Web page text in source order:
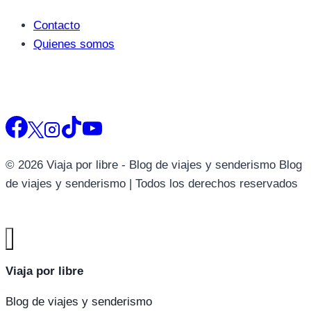
Contacto
Quienes somos
© 2026 Viaja por libre - Blog de viajes y senderismo Blog
de viajes y senderismo | Todos los derechos reservados
Viaja por libre
Blog de viajes y senderismo